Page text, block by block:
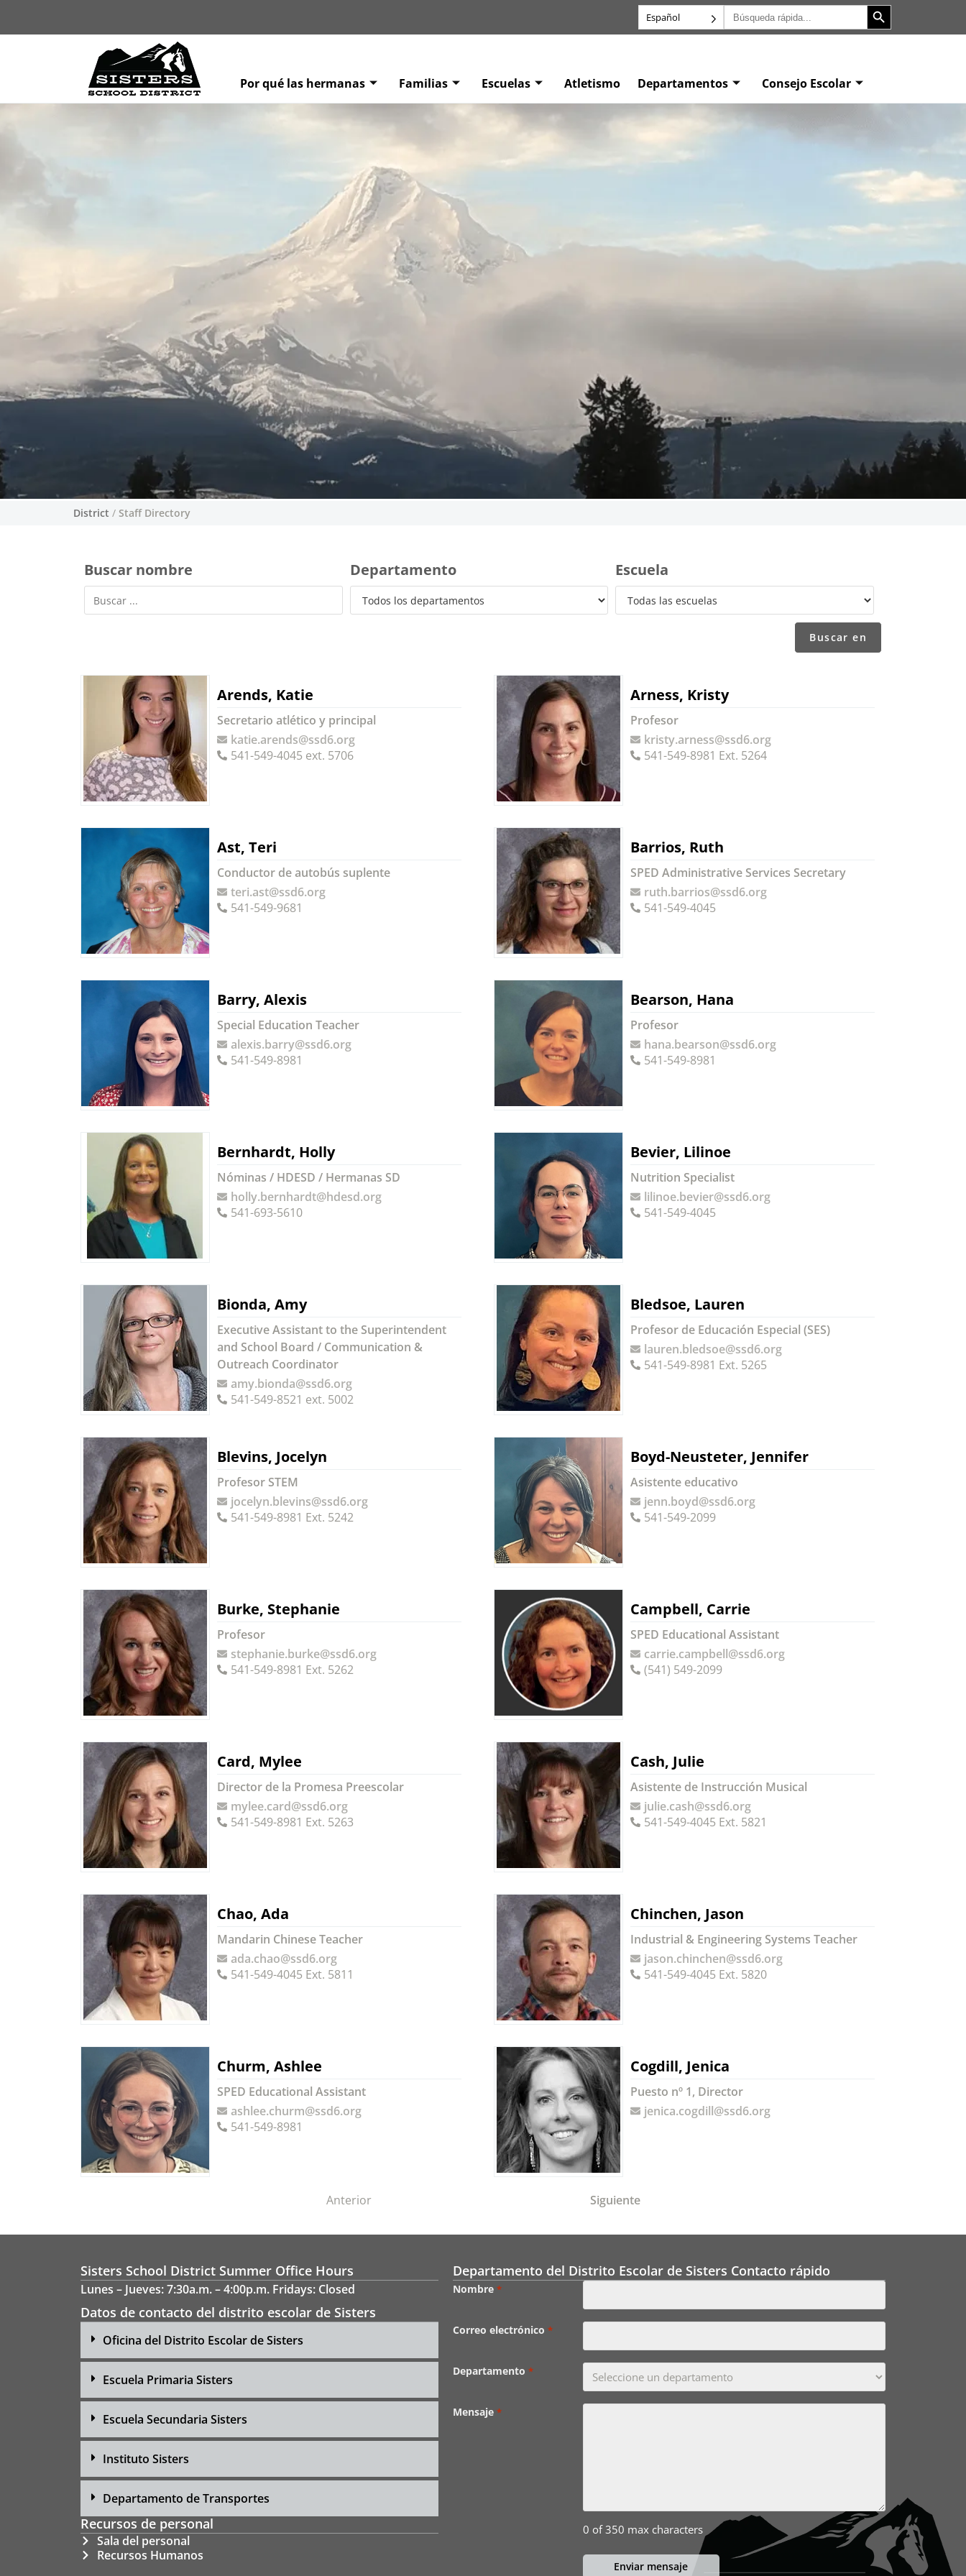
Español Buscar: Botón de búsqueda
Por qué las hermanas Familias Escuelas Atletismo Departamentos Consejo Escolar
A complete directory of all staff and teachers across the Sisters
School District. You are able to search through the staff
directory to find a specific staff member and their contact
details by using the search form.
District / Staff Directory
Buscar nombre Departamento Escuela
Arends, Katie
Secretario atlético y principal
katie.arends@ssd6.org
541-549-4045 ext. 5706
Arness, Kristy
Profesor
kristy.arness@ssd6.org
541-549-8981 Ext. 5264
Ast, Teri
Conductor de autobús suplente
teri.ast@ssd6.org
541-549-9681
Barrios, Ruth
SPED Administrative Services Secretary
ruth.barrios@ssd6.org
541-549-4045
Barry, Alexis
Special Education Teacher
alexis.barry@ssd6.org
541-549-8981
Bearson, Hana
Profesor
hana.bearson@ssd6.org
541-549-8981
Bernhardt, Holly
Nóminas / HDESD / Hermanas SD
holly.bernhardt@hdesd.org
541-693-5610
Bevier, Lilinoe
Nutrition Specialist
lilinoe.bevier@ssd6.org
541-549-4045
Bionda, Amy
Executive Assistant to the Superintendent
and School Board / Communication &
Outreach Coordinator
amy.bionda@ssd6.org
541-549-8521 ext. 5002
Bledsoe, Lauren
Profesor de Educación Especial (SES)
lauren.bledsoe@ssd6.org
541-549-8981 Ext. 5265
Blevins, Jocelyn
Profesor STEM
jocelyn.blevins@ssd6.org
541-549-8981 Ext. 5242
Boyd-Neusteter, Jennifer
Asistente educativo
jenn.boyd@ssd6.org
541-549-2099
Burke, Stephanie
Profesor
stephanie.burke@ssd6.org
541-549-8981 Ext. 5262
Campbell, Carrie
SPED Educational Assistant
carrie.campbell@ssd6.org
(541) 549-2099
Card, Mylee
Director de la Promesa Preescolar
mylee.card@ssd6.org
541-549-8981 Ext. 5263
Cash, Julie
Asistente de Instrucción Musical
julie.cash@ssd6.org
541-549-4045 Ext. 5821
Chao, Ada
Mandarin Chinese Teacher
ada.chao@ssd6.org
541-549-4045 Ext. 5811
Chinchen, Jason
Industrial & Engineering Systems Teacher
jason.chinchen@ssd6.org
541-549-4045 Ext. 5820
Churm, Ashlee
SPED Educational Assistant
ashlee.churm@ssd6.org
541-549-8981
Cogdill, Jenica
Puesto nº 1, Director
jenica.cogdill@ssd6.org
Anterior Siguiente
Sisters School District Summer Office Hours
Lunes – Jueves: 7:30a.m. – 4:00p.m. Fridays: Closed
Datos de contacto del distrito escolar de Sisters
Oficina del Distrito Escolar de Sisters
Escuela Primaria Sisters
Escuela Secundaria Sisters
Instituto Sisters
Departamento de Transportes
Recursos de personal
Sala del personal
Recursos Humanos
Departamento del Distrito Escolar de Sisters Contacto rápido
Nombre *
Correo electrónico *
Departamento *
Mensaje *
0 of 350 max characters